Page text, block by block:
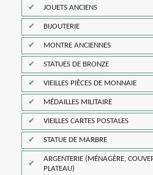
JOUETS ANCIENS
BIJOUTERIE
MONTRE ANCIENNES
STATUES DE BRONZE
VIEILLES PIÈCES DE MONNAIE
MÉDAILLES MILITAIRE
VIEILLES CARTES POSTALES
STATUE DE MARBRE
ARGENTERIE (MÉNAGÈRE,
PLATEAU)